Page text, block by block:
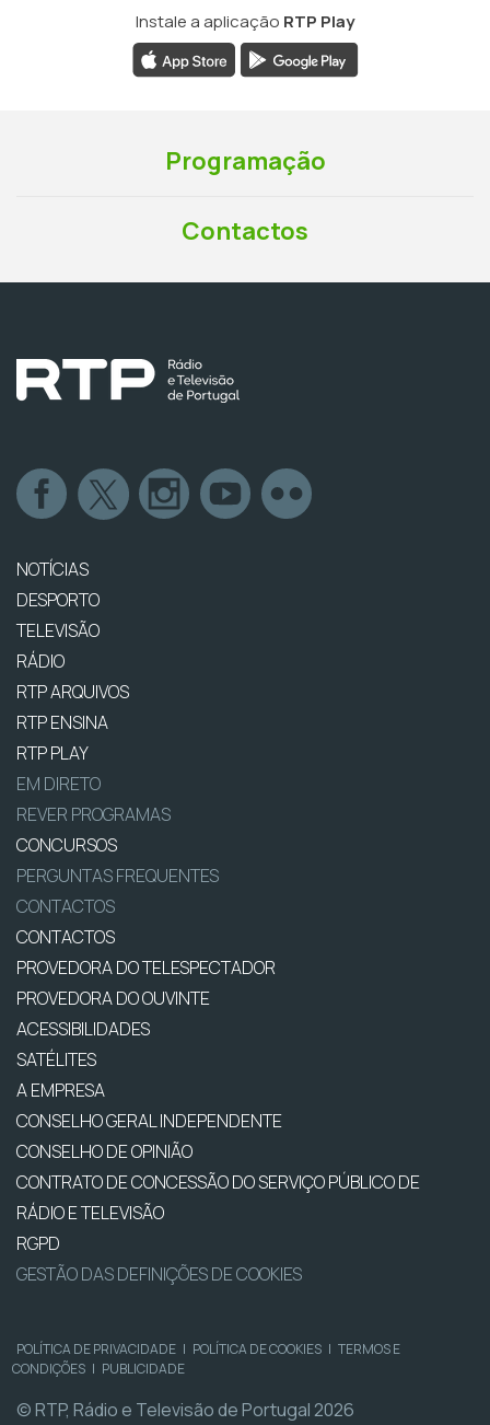
Instale a aplicação RTP Play
Programação
Contactos
NOTÍCIAS
DESPORTO
TELEVISÃO
RÁDIO
RTP ARQUIVOS
RTP ENSINA
RTP PLAY
EM DIRETO
REVER PROGRAMAS
CONCURSOS
PERGUNTAS FREQUENTES
CONTACTOS
CONTACTOS
PROVEDORA DO TELESPECTADOR
PROVEDORA DO OUVINTE
ACESSIBILIDADES
SATÉLITES
A EMPRESA
CONSELHO GERAL INDEPENDENTE
CONSELHO DE OPINIÃO
CONTRATO DE CONCESSÃO DO SERVIÇO PÚBLICO DE
RÁDIO E TELEVISÃO
RGPD
GESTÃO DAS DEFINIÇÕES DE COOKIES
POLÍTICA DE PRIVACIDADE | POLÍTICA DE COOKIES | TERMOS E
CONDIÇÕES | PUBLICIDADE
© RTP, Rádio e Televisão de Portugal 2026